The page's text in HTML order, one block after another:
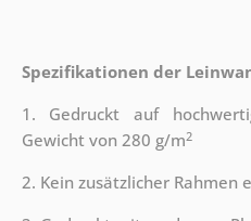
Spezifikationen der
1. Gedruckt auf
Gewicht von 280 g/m2
2. Kein zusätzlicher Rahmen